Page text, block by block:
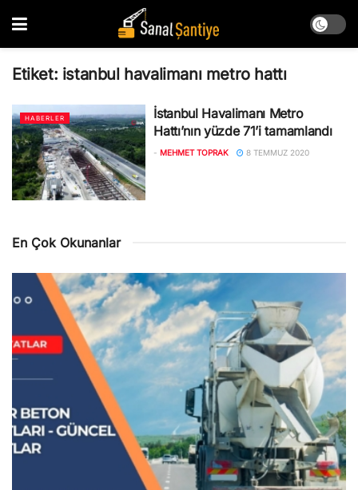
Etiket: istanbul havalimanı metro hattı
HABERLER
İstanbul Havalimanı Metro
Hattı’nın yüzde 71’i tamamlandı
- MEHMET TOPRAK 8 TEMMUZ 2020
En Çok Okunanlar